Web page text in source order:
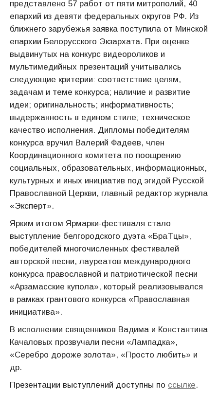
представлено 57 работ от пяти митрополий, 40
епархий из девяти федеральных округов РФ. Из
ближнего зарубежья заявка поступила от Минской
епархии Белорусского Экзархата. При оценке
выдвинутых на конкурс видеороликов и
мультимедийных презентаций учитывались
следующие критерии: соответствие целям,
задачам и теме конкурса; наличие и развитие
идеи; оригинальность; информативность;
выдержанность в едином стиле; техническое
качество исполнения. Дипломы победителям
конкурса вручил Валерий Фадеев, член
Координационного комитета по поощрению
социальных, образовательных, информационных,
культурных и иных инициатив под эгидой Русской
Православной Церкви, главный редактор журнала
«Эксперт».
Ярким итогом Ярмарки-фестиваля стало
выступление белгородского дуэта «БраТцы»,
победителей многочисленных фестивалей
авторской песни, лауреатов международного
конкурса православной и патриотической песни
«Арзамасские купола», который реализовывался
в рамках грантового конкурса «Православная
инициатива».
В исполнении священников Вадима и Константина
Качаловых прозвучали песни «Лампадка»,
«Серебро дороже золота», «Просто любить» и
др.
Презентации выступлений доступны по ссылке.